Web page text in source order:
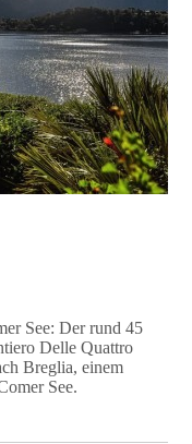
See: Der rund 45
Delle Quattro
Breglia, einem
See.